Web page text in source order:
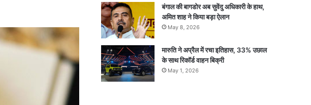
बंगाल की बागडोर अब सुवेंदु अधिकारी के हाथ,
अमित शाह ने किया बड़ा ऐलान
May 8, 2026
मारुति ने अप्रैल में रचा इतिहास, 33% उछाल
के साथ रिकॉर्ड वाहन बिक्री
May 1, 2026